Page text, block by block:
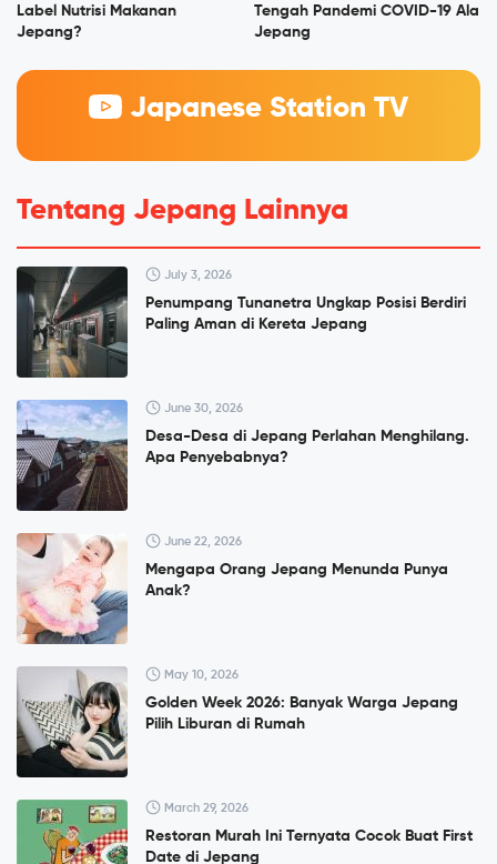
Label Nutrisi Makanan
Jepang?
Tengah Pandemi COVID-19 Ala
Jepang
Japanese Station TV
Tentang Jepang Lainnya
July 3, 2026
Penumpang Tunanetra Ungkap Posisi Berdiri
Paling Aman di Kereta Jepang
June 30, 2026
Desa-Desa di Jepang Perlahan Menghilang.
Apa Penyebabnya?
June 22, 2026
Mengapa Orang Jepang Menunda Punya
Anak?
May 10, 2026
Golden Week 2026: Banyak Warga Jepang
Pilih Liburan di Rumah
March 29, 2026
Restoran Murah Ini Ternyata Cocok Buat First
Date di Jepang